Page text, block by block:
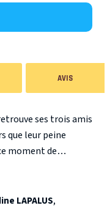
AVIS
ses trois amis
que leur peine
moment de
et leurs
quadruple
figure
reprises
LAPALUS,